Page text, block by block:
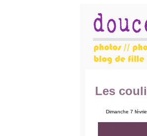
Les
Dimanche 7